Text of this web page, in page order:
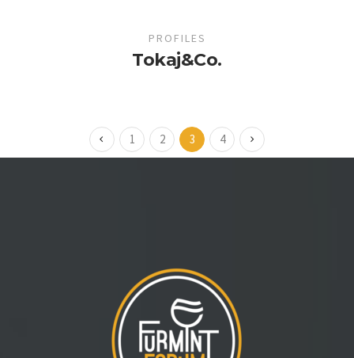
PROFILES
Tokaj&Co.
1 2 3 4